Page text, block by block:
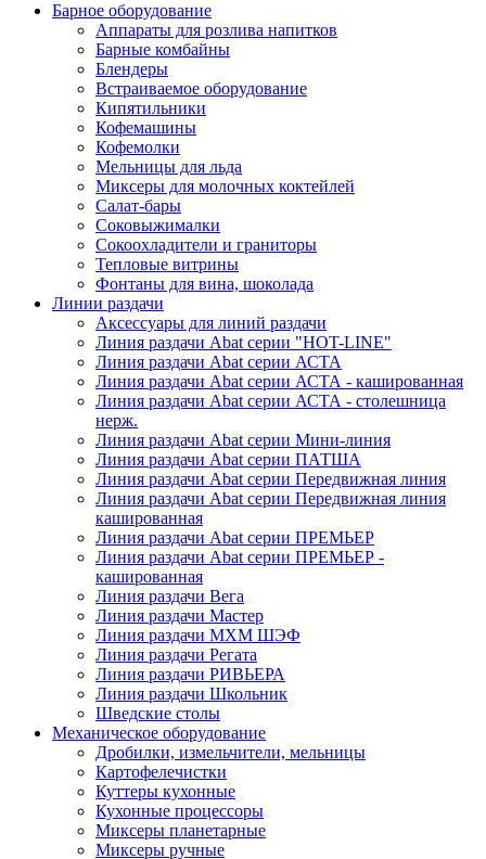
Барное оборудование
Аппараты для розлива напитков
Барные комбайны
Блендеры
Встраиваемое оборудование
Кипятильники
Кофемашины
Кофемолки
Мельницы для льда
Миксеры для молочных коктейлей
Салат-бары
Соковыжималки
Сокоохладители и граниторы
Тепловые витрины
Фонтаны для вина, шоколада
Линии раздачи
Аксессуары для линий раздачи
Линия раздачи Abat серии "HOT-LINE"
Линия раздачи Abat серии АСТА
Линия раздачи Abat серии АСТА - кашированная
Линия раздачи Abat серии АСТА - столешница
нерж.
Линия раздачи Abat серии Мини-линия
Линия раздачи Abat серии ПАТША
Линия раздачи Abat серии Передвижная линия
Линия раздачи Abat серии Передвижная линия
кашированная
Линия раздачи Abat серии ПРЕМЬЕР
Линия раздачи Abat серии ПРЕМЬЕР -
кашированная
Линия раздачи Вега
Линия раздачи Мастер
Линия раздачи МХМ ШЭФ
Линия раздачи Регата
Линия раздачи РИВЬЕРА
Линия раздачи Школьник
Шведские столы
Механическое оборудование
Дробилки, измельчители, мельницы
Картофелечистки
Куттеры кухонные
Кухонные процессоры
Миксеры планетарные
Миксеры ручные